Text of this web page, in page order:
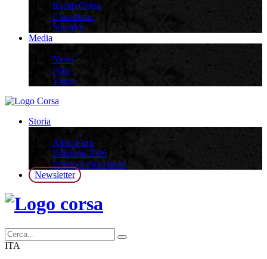
Recap Corsa
Classifiche
Squadre
Media
News
Foto
Video
Storia
Albo d’oro
Edizione 2026
Edizioni Precedenti
Newsletter
ITA